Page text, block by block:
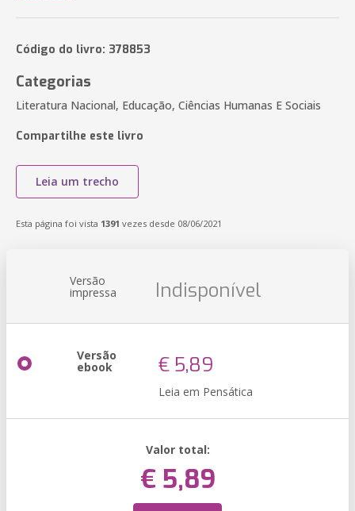
Código do livro: 378853
Categorias
Literatura Nacional, Educação, Ciências Humanas E Sociais
Compartilhe este livro
Leia um trecho
Esta página foi vista 1391 vezes desde 08/06/2021
Versão
impressa Indisponível
Versão
ebook € 5,89
Leia em Pensática
Valor total:
€ 5,89